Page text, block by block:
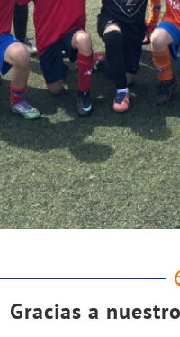
Gracias a